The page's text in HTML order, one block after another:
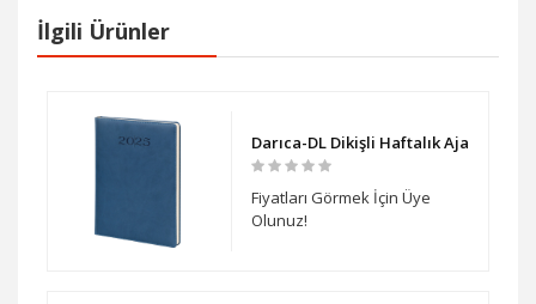
İlgili Ürünler
Darıca-DL Dikişli Haftalık Ajanda
Fiyatları Görmek İçin Üye
Olunuz!